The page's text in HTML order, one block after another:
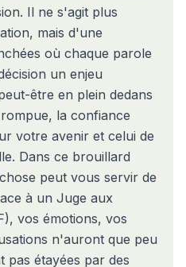
Il ne s'agit plus
mais d'une
où chaque parole
un enjeu
être en plein dedans
la confiance
votre avenir et celui de
Dans ce brouillard
peut vous servir de
à un Juge aux
vos émotions, vos
n'auront que peu
pas étayées par des